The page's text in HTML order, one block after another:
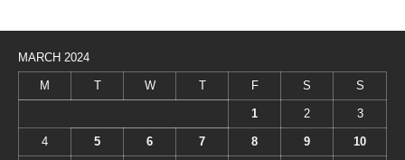
MARCH 2024
M T W T F S S
1 2 3
4 5 6 7 8 9 10